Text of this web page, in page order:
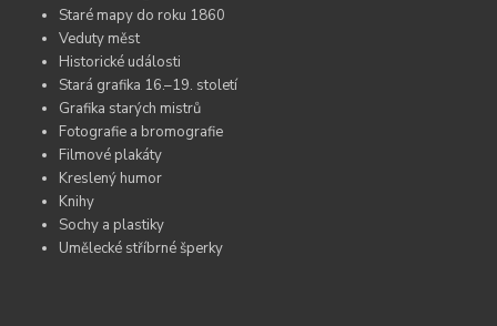
Staré mapy do roku 1860
Veduty měst
Historické události
Stará grafika 16.–19. století
Grafika starých mistrů
Fotografie a bromografie
Filmové plakáty
Kreslený humor
Knihy
Sochy a plastiky
Umělecké stříbrné šperky